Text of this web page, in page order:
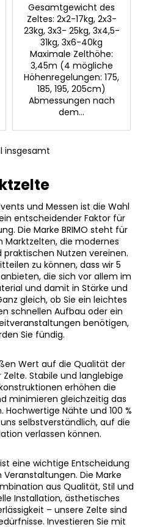
Gesamtgewicht des
Zeltes: 2x2-17kg, 2x3-
23kg, 3x3- 25kg, 3x4,5-
31kg, 3x6-40kg
Maximale Zelthöhe:
3,45m (4 mögliche
Höhenregelungen: 175,
185, 195, 205cm)
Abmessungen nach
dem...
S
e
e
r
e
l
e
m
e
n
t
e
e
r
L
i
s
t
e
insgesamt
und Messen ist die Wahl
entscheidender Faktor für
Die Marke BRIMO steht für
Marktzelten, die modernes
Nutzen vereinen.
zu können, dass wir 5
die sich vor allem im
und damit in Stärke und
gleich, ob Sie ein leichtes
schnellen Aufbau oder ein
benötigen,
Sie fündig.
Wert auf die Qualität der
Stabile und langlebige
erhöhen die
minimieren gleichzeitig das
Hochwertige Nähte und 100 %
selbstverständlich, auf die
verlassen können.
eine wichtige Entscheidung
Die Marke
aus Qualität, Stil und
Installation, ästhetisches
– unsere Zelte sind
Investieren Sie mit